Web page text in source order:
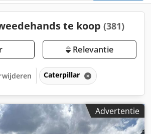
te koop (381)
Relevantie
Caterpillar
Advertentie